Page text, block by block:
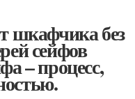
шкафчика без
сейфов
– процесс,